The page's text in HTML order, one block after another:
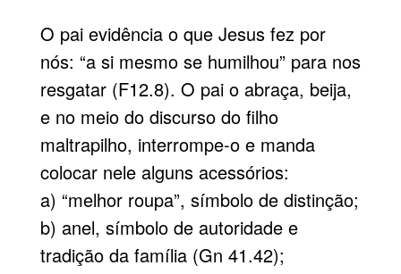
O pai evidência o que Jesus fez por
nós: “a si mesmo se humilhou” para nos
resgatar (F12.8). O pai o abraça, beija,
e no meio do discurso do filho
maltrapilho, interrompe-o e manda
colocar nele alguns acessórios:
a) “melhor roupa”, símbolo de distinção;
b) anel, símbolo de autoridade e
tradição da família (Gn 41.42);